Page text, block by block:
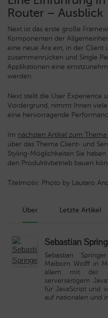
Router – Ausblick
Next ist das erste große
Komponenten der
eine neue Ära ein, in der Client
zusammenrücken und Single
Applikationen eine
werden.
Next stellt die User Experience
Vordergrund, nimmt Ihnen
eine hervorragende
Im nächsten Artikel zum
über das Thema Client- und
Styling-Möglichkeiten Sie
den Produktivbetrieb bauen
Titelmotiv: Photo by Lautaro
Über Letzte Artikel
Sebastian
Sebastian Springer
Maiborn Wolff in
allem mit der
serverseitigem
für JavaScript und
auf nationalen und